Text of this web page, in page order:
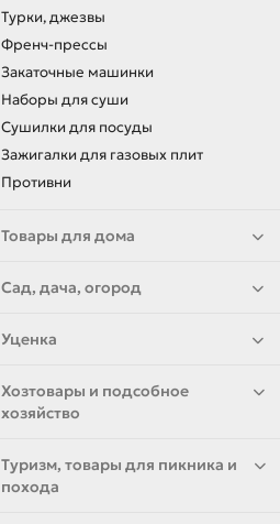
Турки, джезвы
Френч-прессы
Закаточные машинки
Наборы для суши
Сушилки для посуды
Зажигалки для газовых плит
Противни
Товары для дома
Сад, дача, огород
Уценка
Хозтовары и подсобное
хозяйство
Туризм, товары для пикника и
похода